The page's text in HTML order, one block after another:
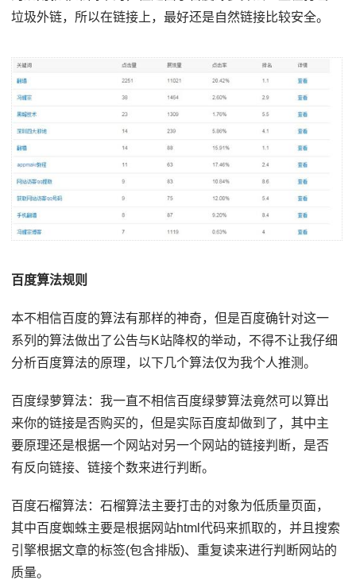
垃圾外链，所以在链接上，最好还是自然链接比较安全。
百度算法规则
本不相信百度的算法有那样的神奇，但是百度确针对这一
系列的算法做出了公告与K站降权的举动，不得不让我仔细
分析百度算法的原理，以下几个算法仅为我个人推测。
百度绿萝算法：我一直不相信百度绿萝算法竟然可以算出
来你的链接是否购买的，但是实际百度却做到了，其中主
要原理还是根据一个网站对另一个网站的链接判断，是否
有反向链接、链接个数来进行判断。
百度石榴算法：石榴算法主要打击的对象为低质量页面，
其中百度蜘蛛主要是根据网站html代码来抓取的，并且搜索
引擎根据文章的标签(包含排版)、重复读来进行判断网站的
质量。